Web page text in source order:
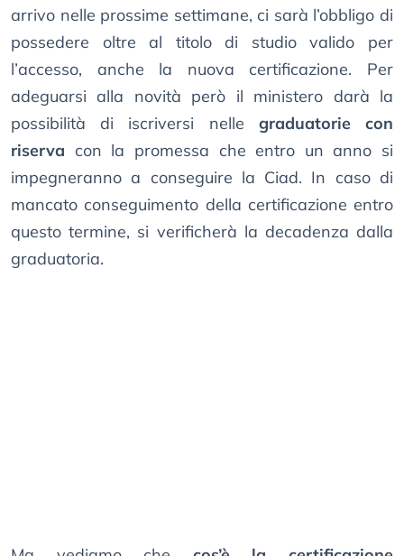
arrivo nelle prossime settimane, ci sarà l’obbligo di
possedere oltre al titolo di studio valido per
l’accesso, anche la nuova certificazione. Per
adeguarsi alla novità però il ministero darà la
possibilità di iscriversi nelle graduatorie con
riserva con la promessa che entro un anno si
impegneranno a conseguire la Ciad. In caso di
mancato conseguimento della certificazione entro
questo termine, si verificherà la decadenza dalla
graduatoria.